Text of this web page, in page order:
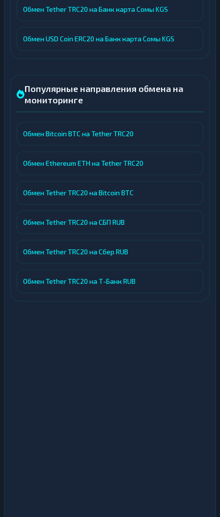
Обмен Tether TRC20 на Банк карта Сомы KGS
Обмен USD Coin ERC20 на Банк карта Сомы KGS
Популярные направления обмена на
мониторинге
Обмен Bitcoin BTC на Tether TRC20
Обмен Ethereum ETH на Tether TRC20
Обмен Tether TRC20 на Bitcoin BTC
Обмен Tether TRC20 на СБП RUB
Обмен Tether TRC20 на Сбер RUB
Обмен Tether TRC20 на Т-Банк RUB